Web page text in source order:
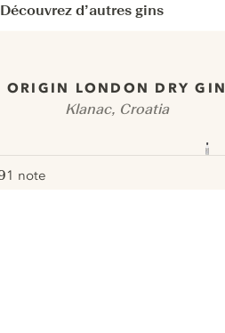
Découvrez d’autres gins
ORIGIN LONDON DRY GIN
Klanac, Croatia
1 note